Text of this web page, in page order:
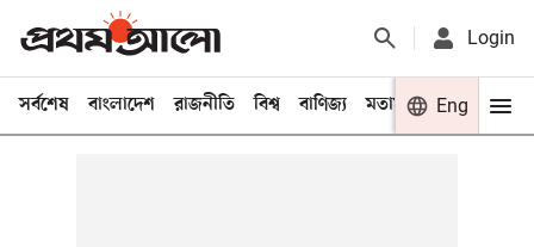
Login
সর্বশেষ বাংলাদেশ রাজনীতি বিশ্ব বাণিজ্য মতামত খেলা
Eng